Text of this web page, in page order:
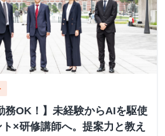
務OK！】未経験からAIを駆使
×研修講師へ。提案力と教え